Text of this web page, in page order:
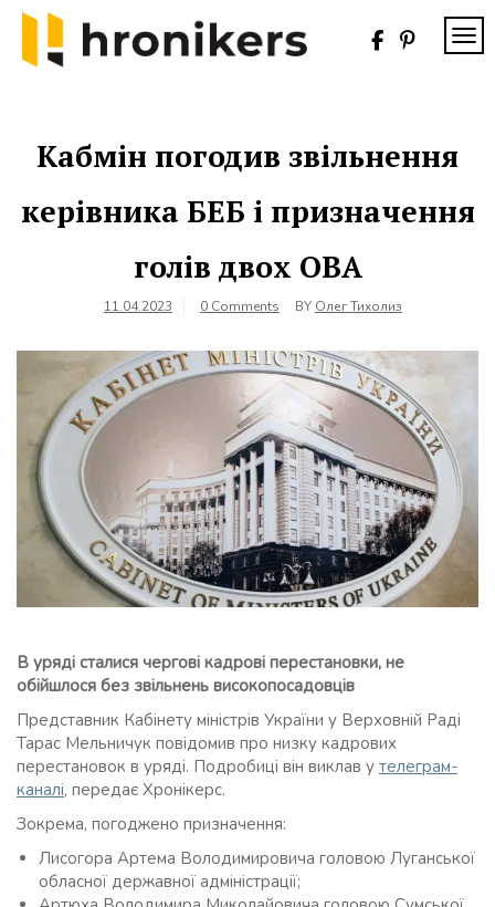
Skip
content
Кабмін погодив звільнення
керівника БЕБ і призначення
голів двох ОВА
11.04.2023 0 Comments BY Олег Тихолиз
В уряді сталися чергові кадрові перестановки, не
обійшлося без звільнень високопосадовців
Представник Кабінету міністрів України у Верховній Раді
Тарас Мельничук повідомив про низку кадрових
перестановок в уряді. Подробиці він виклав у телеграм-
каналі, передає Хронікерс.
Зокрема, погоджено призначення:
Лисогора Артема Володимировича головою Луганської
обласної державної адміністрації;